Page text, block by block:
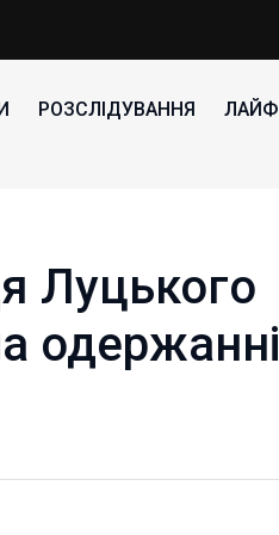
РОЗСЛІДУВАННЯ ЛАЙФ
Луцького
одержанні